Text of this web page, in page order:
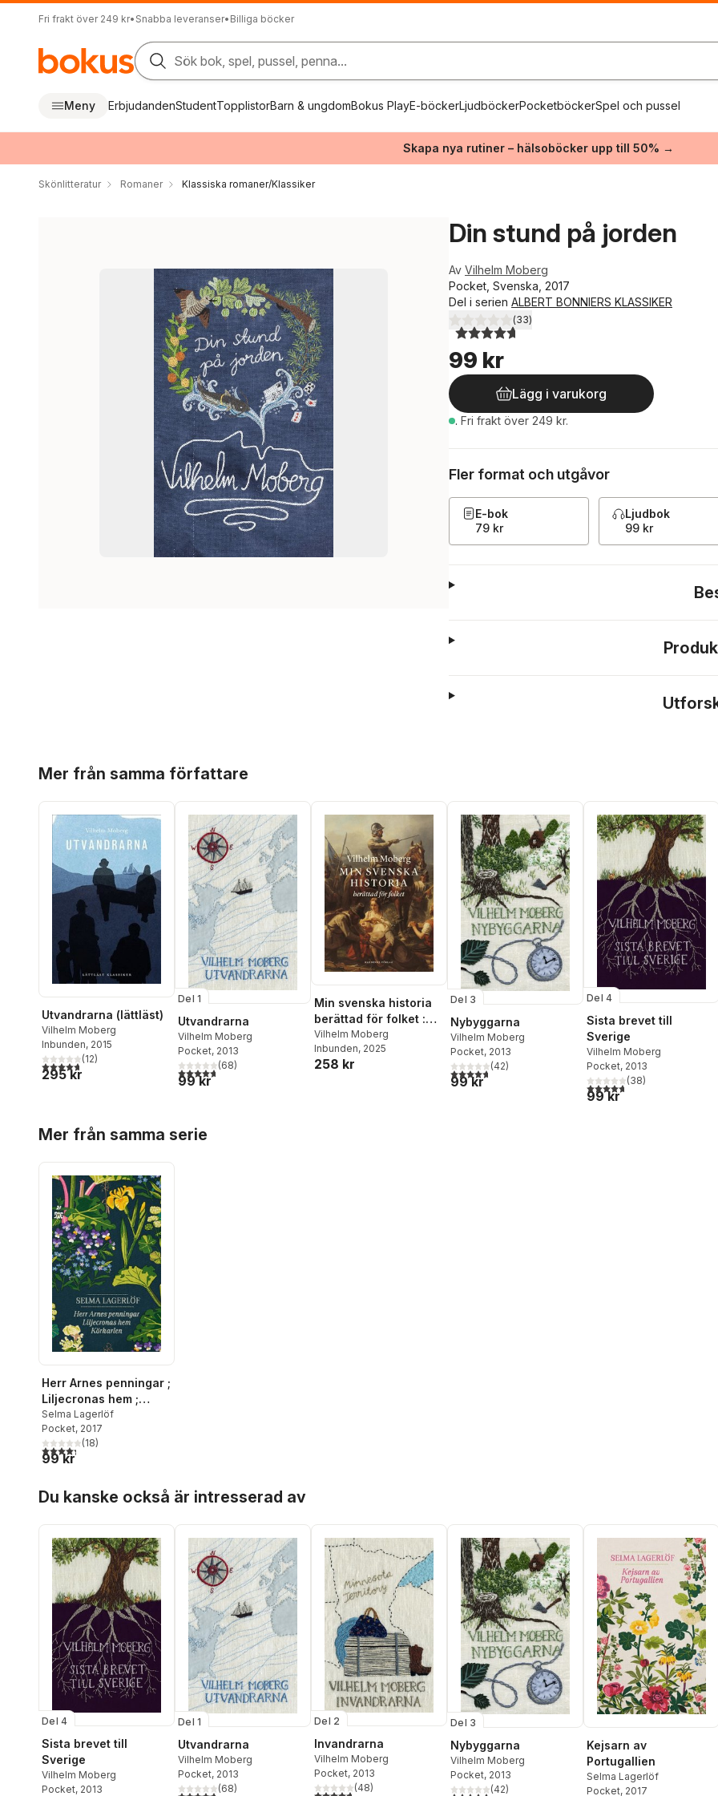
Fri frakt över 249 kr• Snabba leveranser• Billiga böcker
Sök bok, spel, pussel, penna...
Meny ErbjudandenStudentTopplistorBarn & ungdomBokus PlayE-böckerLjudböckerPocketböckerSpel och pussel
Skapa nya rutiner – hälsoböcker upp till 50% →
Skönlitteratur Romaner Klassiska romaner/Klassiker
Din stund på jorden
Av Vilhelm Moberg
Pocket, Svenska, 2017
Del i serien ALBERT BONNIERS KLASSIKER
4,7utav 5 stjärnor. Totalt antal röster:
(33)
99 kr
Lägg i varukorg
. Fri frakt över 249 kr.
Fler format och utgåvor
E-bok
79 kr
Ljudbok
99 kr
Mer från samma författare
Utvandrarna (lättläst)
Vilhelm Moberg
Inbunden, 2015
4,7utav 5 stjärnor. Totalt antal röster:
(12)
295 kr
Del 1
Utvandrarna
Vilhelm Moberg
Pocket, 2013
4,7utav 5 stjärnor. Totalt antal röster:
(68)
99 kr
Min svenska historia
berättad för folket :
från Oden till Dacke
Vilhelm Moberg
Inbunden, 2025
258 kr
Del 3
Nybyggarna
Vilhelm Moberg
Pocket, 2013
4,7utav 5 stjärnor. Totalt antal röster:
(42)
99 kr
Del 4
Sista brevet till
Sverige
Vilhelm Moberg
Pocket, 2013
4,7utav 5 stjärnor. Totalt
(38)
99 kr
Mer från samma serie
Herr Arnes penningar ;
Liljecronas hem ;
Körkarlen
Selma Lagerlöf
Pocket, 2017
4,3utav 5 stjärnor. Totalt antal röster:
(18)
99 kr
Du kanske också är intresserad av
Del 4
Sista brevet till
Sverige
Vilhelm Moberg
Pocket, 2013
Del 1
Utvandrarna
Vilhelm Moberg
Pocket, 2013
(68)
Del 2
Invandrarna
Vilhelm Moberg
Pocket, 2013
(48)
Del 3
Nybyggarna
Vilhelm Moberg
Pocket, 2013
(42)
Kejsarn av
Portugallien
Selma Lagerlöf
Pocket, 2017